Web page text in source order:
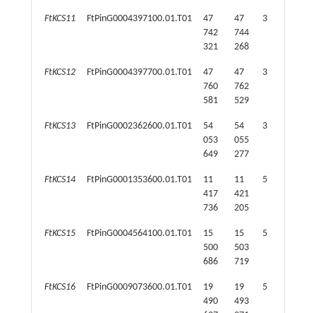
FtKCS11 FtPinG0004397100.01.T01
47
742
321
47
744
268
3
FtKCS12 FtPinG0004397700.01.T01
47
760
581
47
762
529
3
FtKCS13 FtPinG0002362600.01.T01
54
053
649
54
055
277
3
FtKCS14 FtPinG0001353600.01.T01
11
417
736
11
421
205
5
FtKCS15 FtPinG0004564100.01.T01
15
500
686
15
503
719
5
FtKCS16 FtPinG0009073600.01.T01
19
490
19
493
5